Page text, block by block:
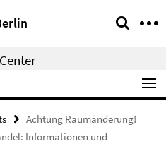
Achtung Raumänderung!
Informationen und